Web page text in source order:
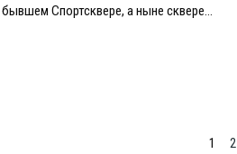
Спортсквере, а ныне сквере…
1 2